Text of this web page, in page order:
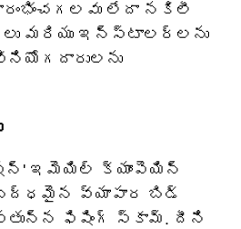
లేదా నకిలీ
మరియు ఇన్‌స్టాలర్‌లను
ఇమెయిల్ క్యాంపెయిన్
వ్యాపార బిడ్
ఫిషింగ్ స్కామ్. దీని